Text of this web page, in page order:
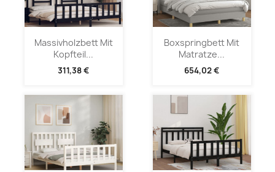
Massivholzbett Mit
Kopfteil...
311,38 €
Boxspringbett Mit
Matratze...
654,02 €